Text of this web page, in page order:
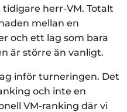
herr-VM. Totalt
mellan en
och ett lag som bara
är större än vanligt.
inför turneringen. Det
och inte en
VM-ranking där vi